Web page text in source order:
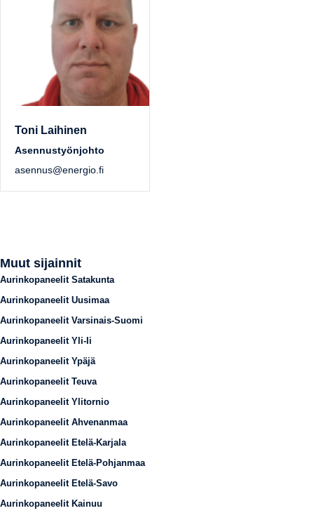
Toni Laihinen
Asennustyönjohto
asennus@energio.fi
Muut sijainnit
Aurinkopaneelit Satakunta
Aurinkopaneelit Uusimaa
Aurinkopaneelit Varsinais-Suomi
Aurinkopaneelit Yli-Ii
Aurinkopaneelit Ypäjä
Aurinkopaneelit Teuva
Aurinkopaneelit Ylitornio
Aurinkopaneelit Ahvenanmaa
Aurinkopaneelit Etelä-Karjala
Aurinkopaneelit Etelä-Pohjanmaa
Aurinkopaneelit Etelä-Savo
Aurinkopaneelit Kainuu